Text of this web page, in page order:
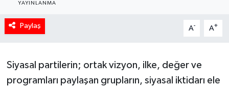
YAYINLANMA
Paylaş A- A+
Siyasal partilerin; ortak vizyon, ilke, değer ve
programları paylaşan grupların, siyasal iktidarı ele